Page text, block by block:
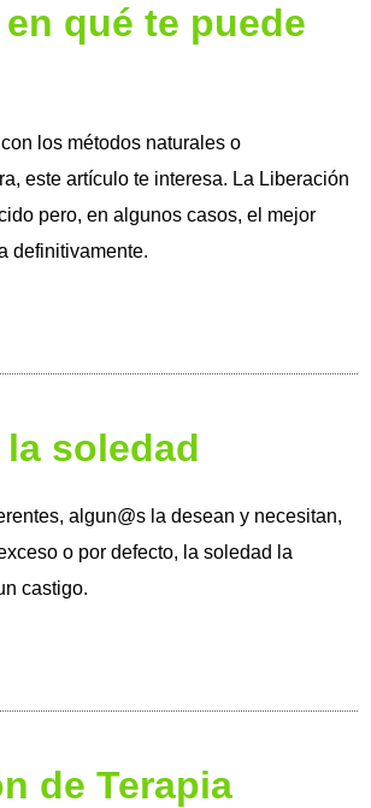
qué te puede
los métodos naturales o
este artículo te interesa. La Liberación
pero, en algunos casos, el mejor
definitivamente.
soledad
algun@s la desean y necesitan,
o por defecto, la soledad la
castigo.
de Terapia